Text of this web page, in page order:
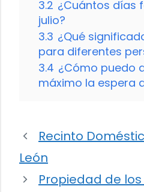
3.2 ¿Cuántos días
julio?
3.3 ¿Qué
para diferentes
3.4 ¿Cómo puedo
máximo la espera
Recinto
León
Propiedad de